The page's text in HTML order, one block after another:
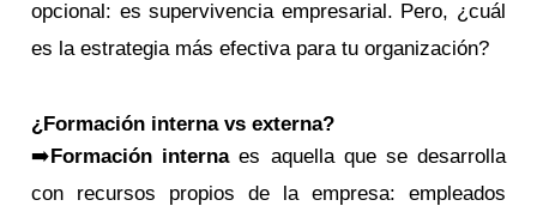
opcional: es supervivencia empresarial. Pero, ¿cuál
es la estrategia más efectiva para tu organización?
¿Formación interna vs externa?
➡️ Formación internaes aquella que se desarrolla
con recursos propios de la empresa: empleados